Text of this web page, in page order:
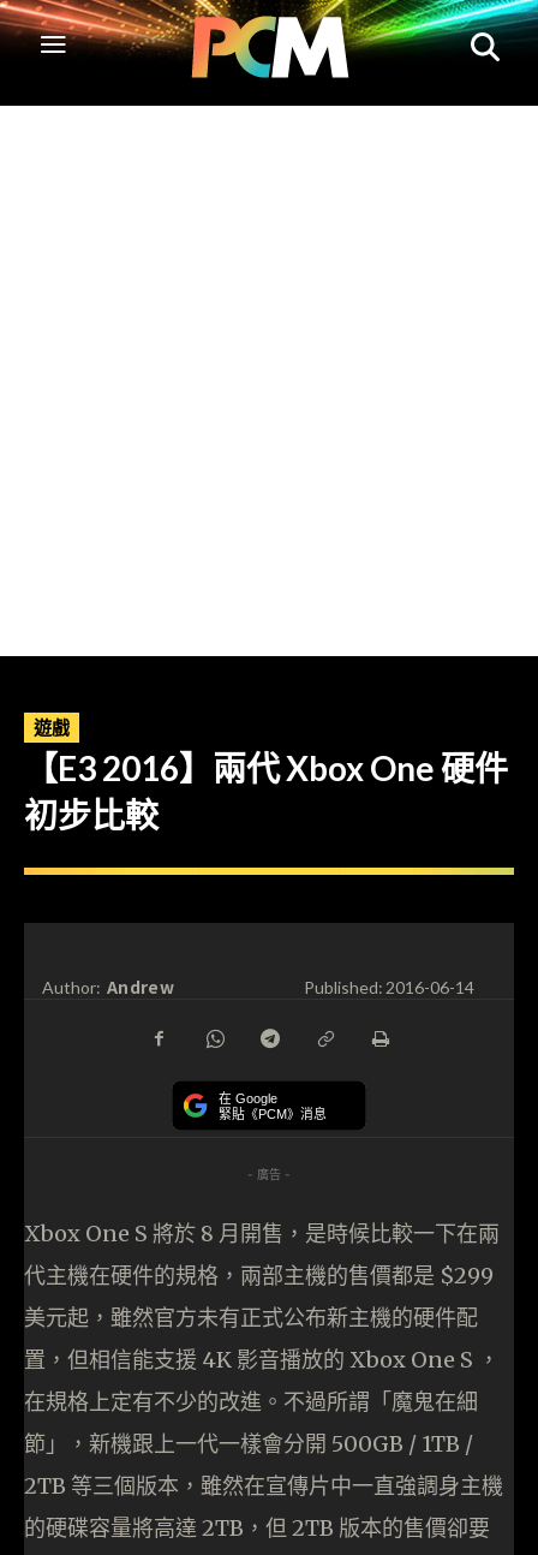
遊戲
【E3 2016】兩代 Xbox One 硬件
初步比較
Author: Andrew Published:2016-06-14
在 Google
緊貼《PCM》消息
- 廣告 -
Xbox One S 將於 8 月開售，是時候比較一下在兩
代主機在硬件的規格，兩部主機的售價都是 $299
美元起，雖然官方未有正式公布新主機的硬件配
置，但相信能支援 4K 影音播放的 Xbox One S ，
在規格上定有不少的改進。 不過所謂「魔鬼在細
節」，新機跟上一代一樣會分開 500GB / 1TB /
2TB 等三個版本，雖然在宣傳片中一直強調身主機
的硬碟容量將高達 2TB，但 2TB 版本的售價卻要